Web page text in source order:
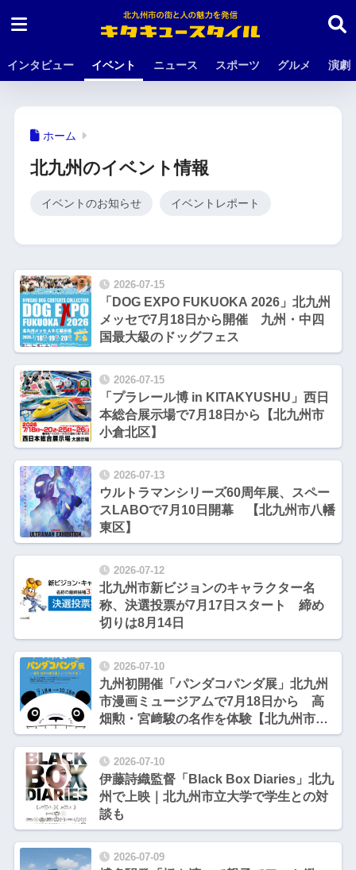
インタビュー イベント ニュース スポーツ グルメ 演劇
ホーム
北九州のイベント情報
イベントのお知らせ イベントレポート
2026-07-15
「DOG EXPO FUKUOKA 2026」北九州
メッセで7月18日から開催 九州・中四
国最大級のドッグフェス
2026-07-15
「プラレール博 in KITAKYUSHU」西日
本総合展示場で7月18日から【北九州市
小倉北区】
2026-07-13
ウルトラマンシリーズ60周年展、スペー
スLABOで7月10日開幕 【北九州市八幡
東区】
2026-07-12
北九州市新ビジョンのキャラクター名
称、決選投票が7月17日スタート 締め
切りは8月14日
2026-07-10
九州初開催「パンダコパンダ展」北九州
市漫画ミュージアムで7月18日から 高
畑勲・宮﨑駿の名作を体験【北九州市小
倉北区】
2026-07-10
伊藤詩織監督「Black Box Diaries」北九
州で上映｜北九州市立大学で学生との対
談も
2026-07-09